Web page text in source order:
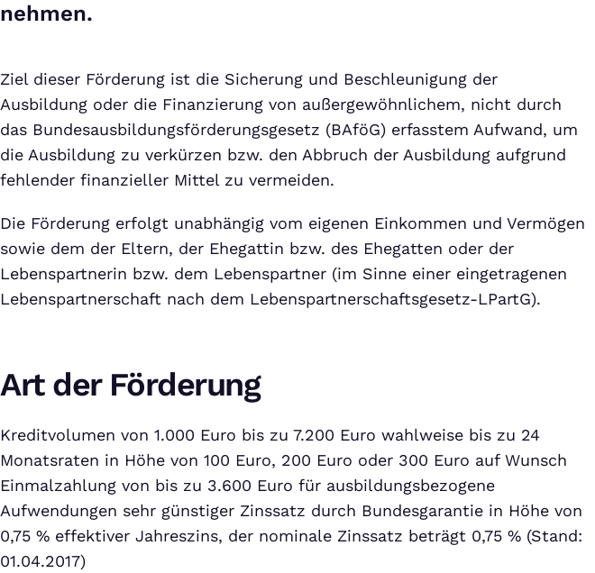
nehmen.
Ziel dieser Förderung ist die Sicherung und Beschleunigung der
Ausbildung oder die Finanzierung von außergewöhnlichem, nicht durch
das Bundesausbildungsförderungsgesetz (BAföG) erfasstem Aufwand, um
die Ausbildung zu verkürzen bzw. den Abbruch der Ausbildung aufgrund
fehlender finanzieller Mittel zu vermeiden.
Die Förderung erfolgt unabhängig vom eigenen Einkommen und Vermögen
sowie dem der Eltern, der Ehegattin bzw. des Ehegatten oder der
Lebenspartnerin bzw. dem Lebenspartner (im Sinne einer eingetragenen
Lebenspartnerschaft nach dem Lebenspartnerschaftsgesetz-LPartG).
Art der Förderung
Kreditvolumen von 1.000 Euro bis zu 7.200 Euro wahlweise bis zu 24
Monatsraten in Höhe von 100 Euro, 200 Euro oder 300 Euro auf Wunsch
Einmalzahlung von bis zu 3.600 Euro für ausbildungsbezogene
Aufwendungen sehr günstiger Zinssatz durch Bundesgarantie in Höhe von
0,75 % effektiver Jahreszins, der nominale Zinssatz beträgt 0,75 % (Stand:
01.04.2017)